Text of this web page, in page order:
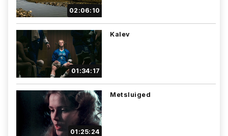
02:06:10
01:34:17
Kalev
01:25:24
Metsluiged